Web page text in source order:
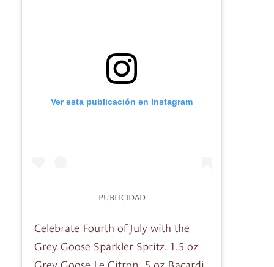
Ver esta publicación en Instagram
PUBLICIDAD
Celebrate Fourth of July with the
Grey Goose Sparkler Spritz. 1.5 oz
Grey Goose Le Citron .5 oz Bacardi